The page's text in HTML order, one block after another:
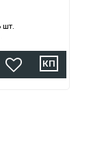
шт.